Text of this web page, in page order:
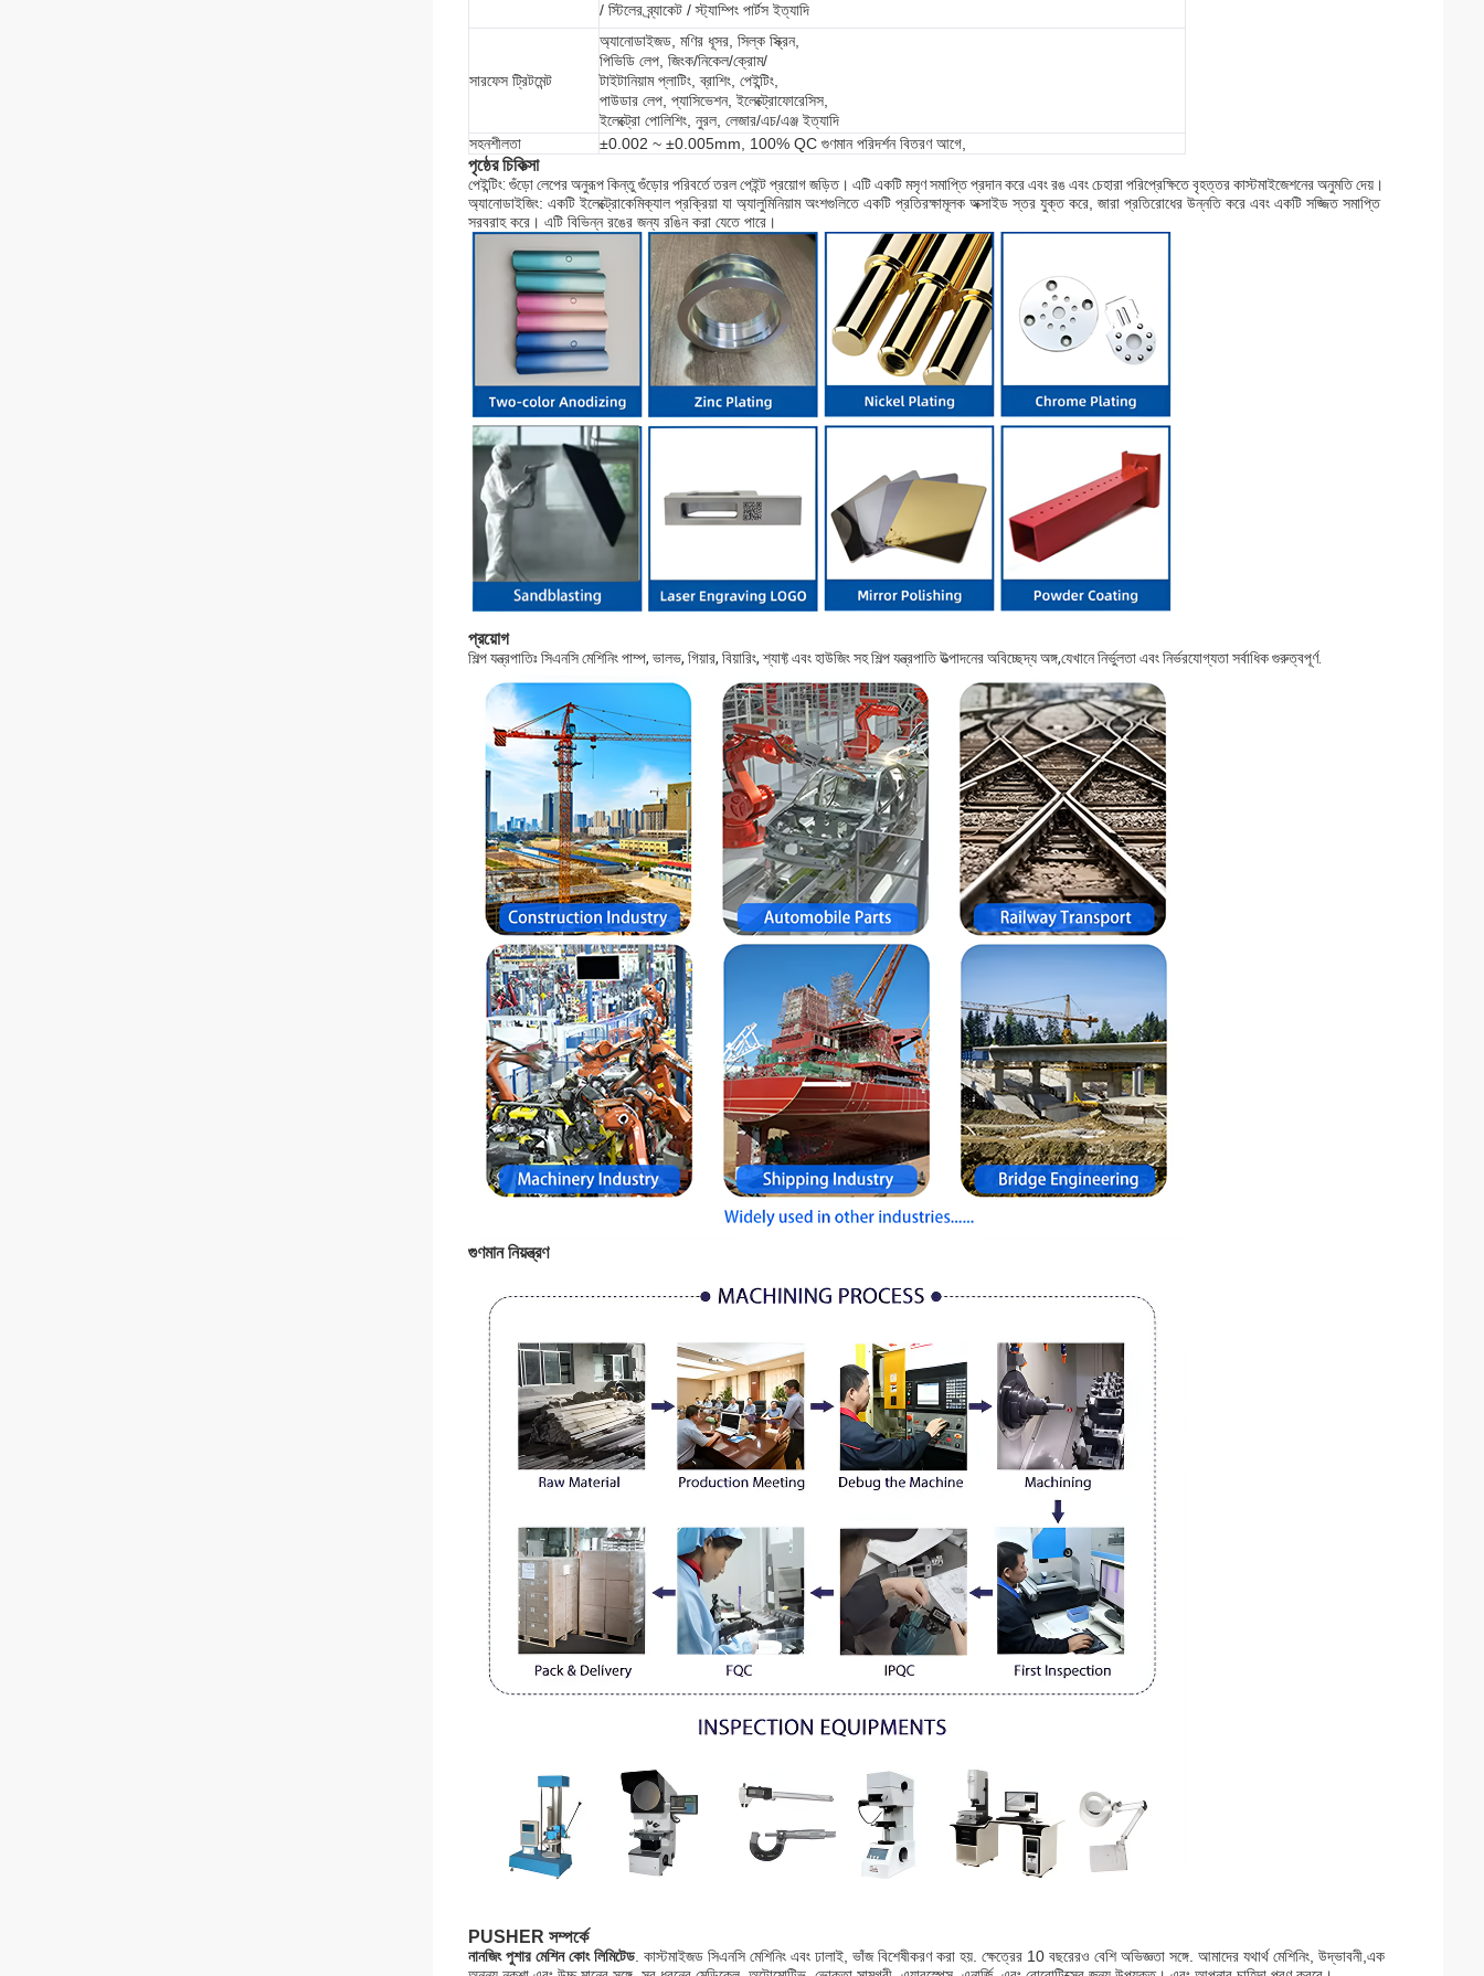
/ স্টিলের ব্র্যাকেট / স্ট্যাম্পিং পার্টস ইত্যাদি
সারফেস ট্রিটমেন্ট
অ্যানোডাইজড, মণির ধূসর, সিল্ক স্ক্রিন,
পিভিডি লেপ, জিংক/নিকেল/ক্রোম/
টাইটানিয়াম প্লাটিং, ব্রাশিং, পেইন্টিং,
পাউডার লেপ, প্যাসিভেশন, ইলেক্ট্রোফোরেসিস,
ইলেক্ট্রো পোলিশিং, নুরল, লেজার/এচ/এঞ্জ ইত্যাদি
সহনশীলতা
±0.002 ~ ±0.005mm, 100% QC গুণমান পরিদর্শন বিতরণ আগে,
পৃষ্ঠের চিকিত্সা
পেইন্টিং: গুঁড়ো লেপের অনুরূপ কিন্তু গুঁড়োর পরিবর্তে তরল পেইন্ট প্রয়োগ জড়িত। এটি একটি মসৃণ সমাপ্তি প্রদান করে এবং রঙ এবং চেহারা পরিপ্রেক্ষিতে বৃহত্তর কাস্টমাইজেশনের অনুমতি দেয়।
অ্যানোডাইজিং: একটি ইলেক্ট্রোকেমিক্যাল প্রক্রিয়া যা অ্যালুমিনিয়াম অংশগুলিতে একটি প্রতিরক্ষামূলক অক্সাইড স্তর যুক্ত করে, জারা প্রতিরোধের উন্নতি করে এবং একটি সজ্জিত সমাপ্তি
সরবরাহ করে। এটি বিভিন্ন রঙের জন্য রঙিন করা যেতে পারে।
প্রয়োগ
শিল্প যন্ত্রপাতিঃ সিএনসি মেশিনিং পাম্প, ভালভ, গিয়ার, বিয়ারিং, শ্যাফ্ট এবং হাউজিং সহ শিল্প যন্ত্রপাতি উত্পাদনের অবিচ্ছেদ্য অঙ্গ,যেখানে নির্ভুলতা এবং নির্ভরযোগ্যতা সর্বাধিক গুরুত্বপূর্ণ.
গুণমান নিয়ন্ত্রণ
PUSHER সম্পর্কে
নানজিং পুশার মেশিন কোং লিমিটেড. কাস্টমাইজড সিএনসি মেশিনিং এবং ঢালাই, ভাঁজ বিশেষীকরণ করা হয়. ক্ষেত্রের 10 বছরেরও বেশি অভিজ্ঞতা সঙ্গে. আমাদের যথার্থ মেশিনিং, উদ্ভাবনী,এক